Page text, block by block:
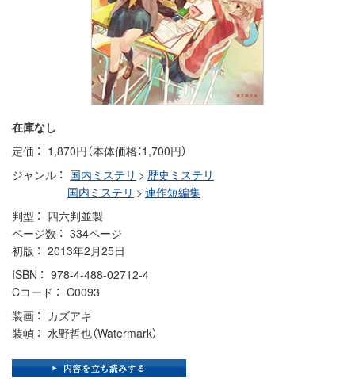
在庫なし
定価
1,870円（本体価格：1,700円）
ジャンル
国内ミステリ > 歴史ミステリ
国内ミステリ > 連作短編集
判型
四六判並製
ページ数
334ページ
初版
2013年2月25日
ISBN
978-4-488-02712-4
Cコード
C0093
装画
カズアキ
装幀
水野哲也（Watermark）